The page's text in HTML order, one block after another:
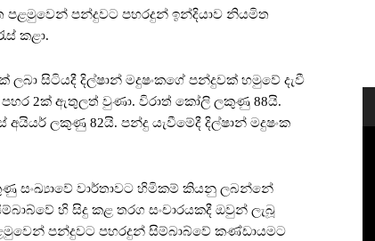
පළමුවෙන් පන්දුවට පහරදුන් ඉන්දියාව නියමිත
කළා.
සිටියදී දිල්ෂාන් මදුෂංකගේ පන්දුවක් හමුවේ දැවී
2ක් ඇතුලත් වුණා. විරාත් කෝලි ලකුණු 88යි.
ලකුණු 82යි. පන්දු යැවීමේදී දිල්ෂාන් මදුෂංක
සංඛ්‍යාවේ වාර්තාවට හිමිකම් කියනු ලබන්නේ
හි සිදු කළ තරග සංචාරයකදී ඔවුන් ලැබූ
පන්දුවට පහරදුන් සිම්බාබ්වේ කණ්ඩායමට